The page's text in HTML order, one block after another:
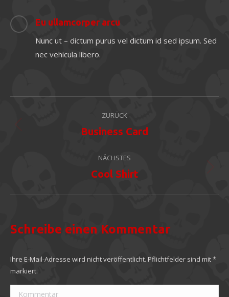
Eu ullamcorper arcu
Nunc ut – dictum purus vel dictum id sed ipsum. Sed
nec vehicula libero.
navigation
ZURÜCK
Previous
Business Card
NÄCHSTES
Next
Cool Shirt
Schreibe einen Kommentar
Ihre E-Mail-Adresse wird nicht veröffentlicht. Pflichtfelder sind mit*
markiert.
Kommentar